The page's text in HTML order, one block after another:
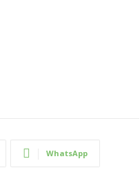
WhatsApp